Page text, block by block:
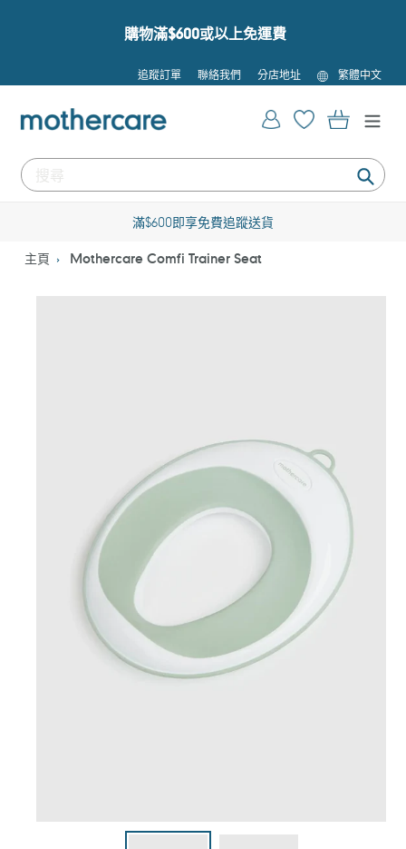
購物滿$600或以上免運費
追蹤訂單 聯絡我們 分店地址
語
言
繁體中文
提
登入 購物車
滿$600即享免費追蹤送貨
主頁 Mothercare Comfi Trainer Seat